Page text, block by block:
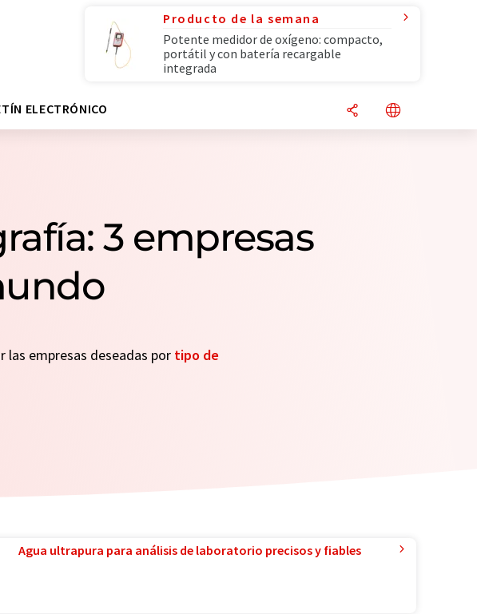
Producto de la semana
Potente medidor de oxígeno: compacto,
portátil y con batería recargable
integrada
ELECTRÓNICO
3 empresas
las empresas deseadas por tipo de
Agua ultrapura para análisis de laboratorio precisos y fiables